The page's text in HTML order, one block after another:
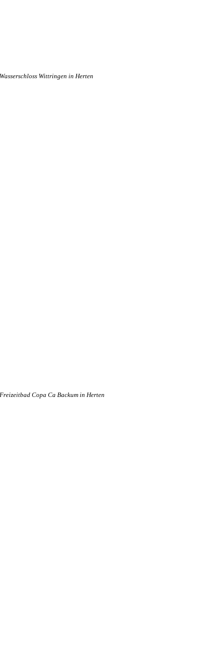
Wasserschloss Wittringen in Herten
Freizeitbad Copa Ca Backum in Herten